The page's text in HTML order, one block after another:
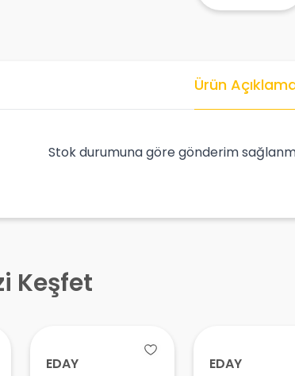
Ürün
Stok durumuna göre gönderim
Keşfet
EDAY
EDAY